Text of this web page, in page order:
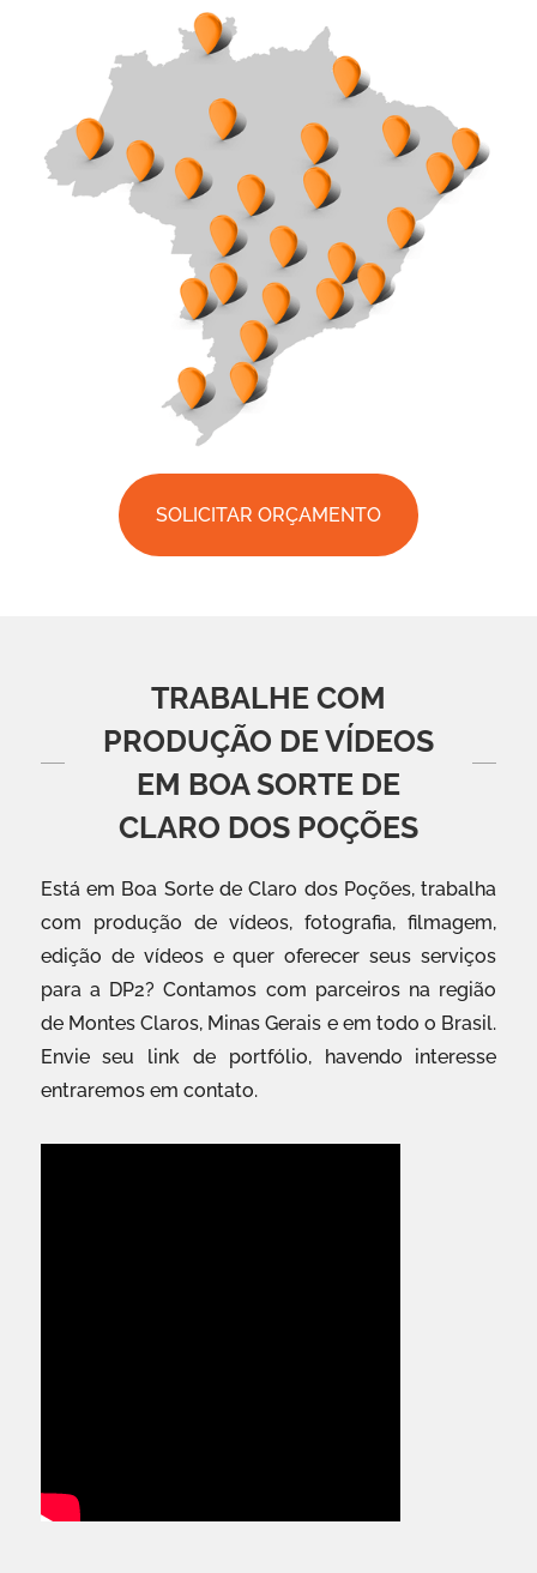
SOLICITAR ORÇAMENTO
TRABALHE COM
PRODUÇÃO DE VÍDEOS
EM BOA SORTE DE
CLARO DOS POÇÕES
Está em Boa Sorte de Claro dos Poções, trabalha
com produção de vídeos, fotografia, filmagem,
edição de vídeos e quer oferecer seus serviços
para a DP2? Contamos com parceiros na região
de Montes Claros, Minas Gerais e em todo o Brasil.
Envie seu link de portfólio, havendo interesse
entraremos em contato.